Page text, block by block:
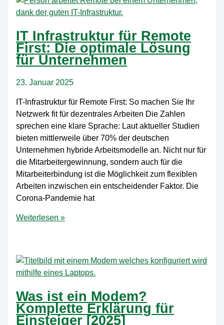
für
kleine
Unternehmen:
So
sichern
Sie
richtig
IT Infrastruktur für Remote
First: Die optimale Lösung
für Unternehmen
23. Januar 2025
IT-Infrastruktur für Remote First: So machen Sie Ihr
Netzwerk fit für dezentrales Arbeiten Die Zahlen
sprechen eine klare Sprache: Laut aktueller Studien
bieten mittlerweile über 70% der deutschen
Unternehmen hybride Arbeitsmodelle an. Nicht nur für
die Mitarbeitergewinnung, sondern auch für die
Mitarbeiterbindung ist die Möglichkeit zum flexiblen
Arbeiten inzwischen ein entscheidender Faktor. Die
Corona-Pandemie hat
IT
Remote
First:
Die
optimale
Lösung
für
Weiterlesen »
Was ist ein Modem?
Komplette Erklärung für
Einsteiger [2025]